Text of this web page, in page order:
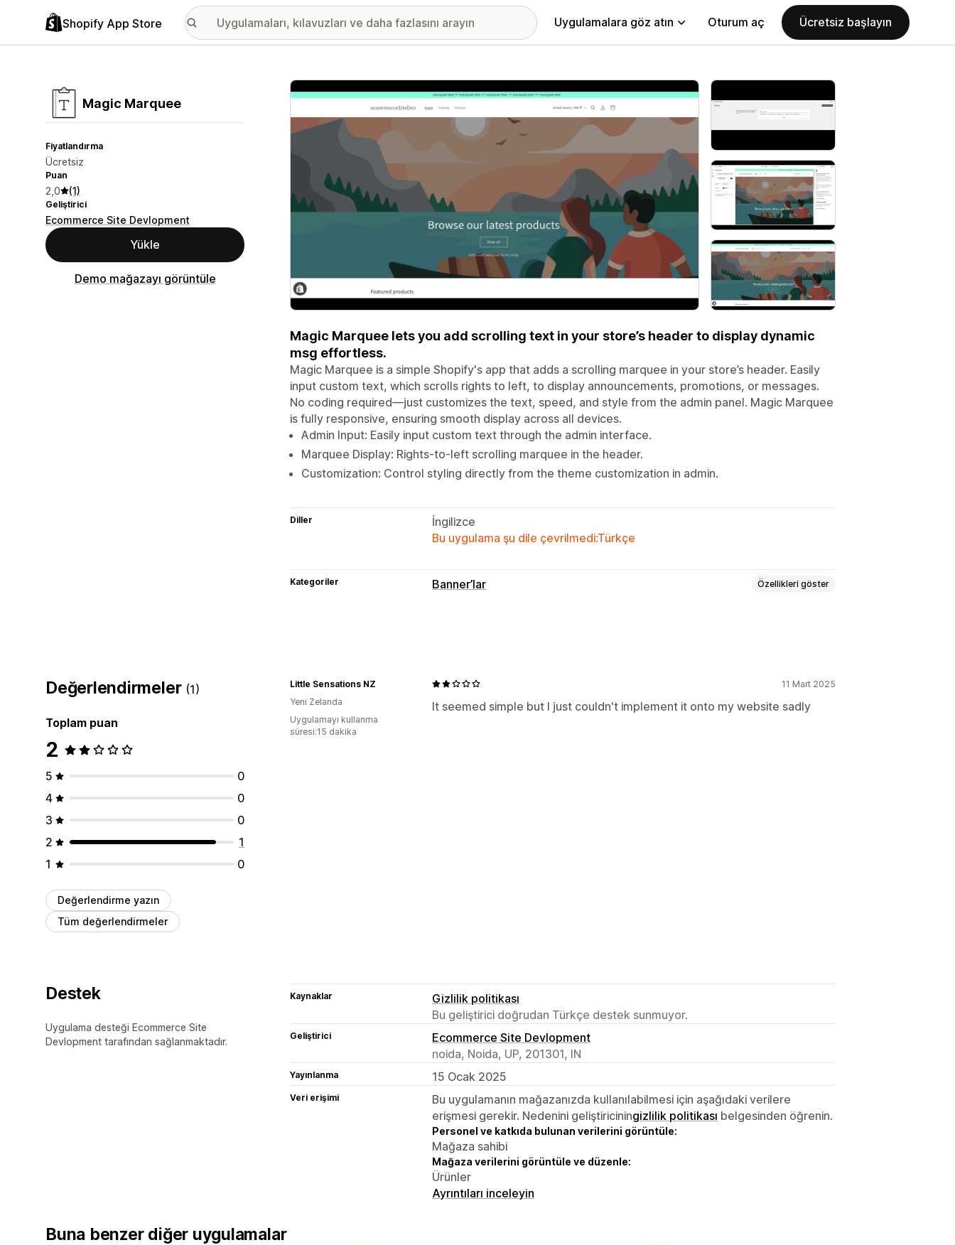
Shopify App Store Uygulamalara göz atın Oturum aç Ücretsiz başlayın
Magic Marquee
Fiyatlandırma
Ücretsiz
Puan
2,0 (1)
Geliştirici
Ecommerce Site Devlopment
Yükle
Demo mağazayı görüntüle
Öne çıkan görsel galerisi
Magic Marquee lets you add scrolling text in your store’s header to display dynamic
msg effortless.
Magic Marquee is a simple Shopify's app that adds a scrolling marquee in your store’s header. Easily
input custom text, which scrolls rights to left, to display announcements, promotions, or messages.
No coding required—just customizes the text, speed, and style from the admin panel. Magic Marquee
is fully responsive, ensuring smooth display across all devices.
Admin Input: Easily input custom text through the admin interface.
Marquee Display: Rights-to-left scrolling marquee in the header.
Customization: Control styling directly from the theme customization in admin.
Diller
İngilizce
Bu uygulama şu dile çevrilmedi:Türkçe
Kategoriler Banner’lar Özellikleri göster
Animasyonlar
Analizler ve raporlama
Değerlendirmeler (1)
Toplam puan
2
5
0
4
0
3
0
2
1
1
0
Değerlendirme yazın
Tüm değerlendirmeler
11 Mart 2025
It seemed simple but I just couldn't implement it onto my website sadly
Little Sensations NZ
Yeni Zelanda
Uygulamayı kullanma
süresi:15 dakika
Destek
Uygulama desteği Ecommerce Site
Devlopment tarafından sağlanmaktadır.
Kaynaklar
Gizlilik politikası
Bu geliştirici doğrudan Türkçe destek sunmuyor.
Geliştirici
Ecommerce Site Devlopment
noida, Noida, UP, 201301, IN
Yayınlanma 15 Ocak 2025
Veri erişimi
Bu uygulamanın mağazanızda kullanılabilmesi için aşağıdaki verilere
erişmesi gerekir. Nedenini geliştiriciningizlilik politikası belgesinden öğrenin.
Personel ve katkıda bulunan verilerini görüntüle:
Mağaza sahibi
Mağaza verilerini görüntüle ve düzenle:
Ürünler
Ayrıntıları inceleyin
Buna benzer diğer uygulamalar